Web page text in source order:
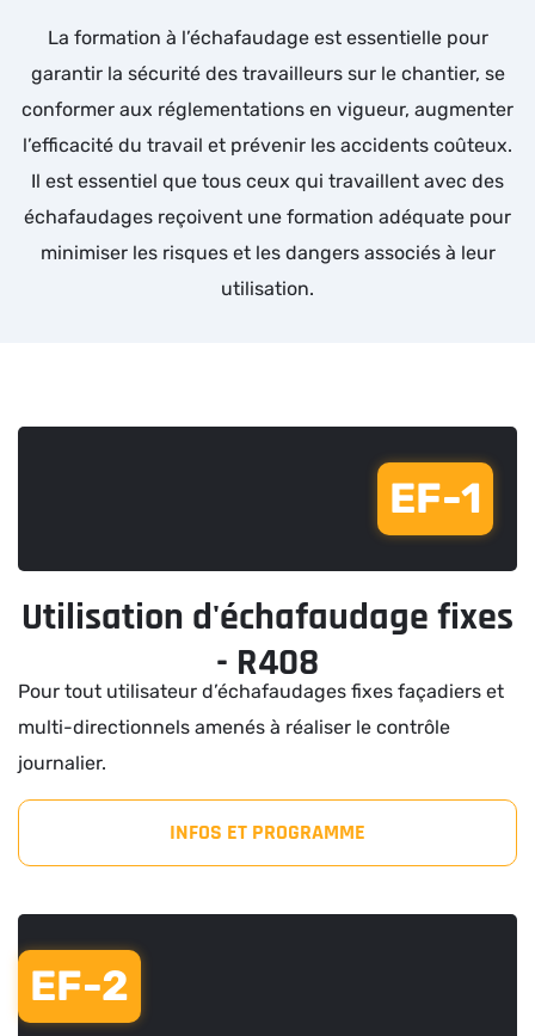
La formation à l’échafaudage est essentielle pour
garantir la sécurité des travailleurs sur le chantier, se
conformer aux réglementations en vigueur, augmenter
l’efficacité du travail et prévenir les accidents coûteux.
Il est essentiel que tous ceux qui travaillent avec des
échafaudages reçoivent une formation adéquate pour
minimiser les risques et les dangers associés à leur
utilisation.
EF-1
Utilisation d'échafaudage fixes
- R408
Pour tout utilisateur d’échafaudages fixes façadiers et
multi-directionnels amenés à réaliser le contrôle
journalier.
INFOS ET PROGRAMME
EF-2